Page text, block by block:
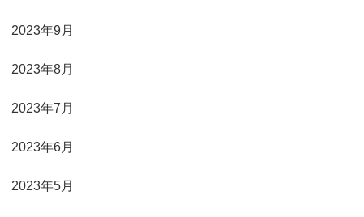
2023年9月
2023年8月
2023年7月
2023年6月
2023年5月